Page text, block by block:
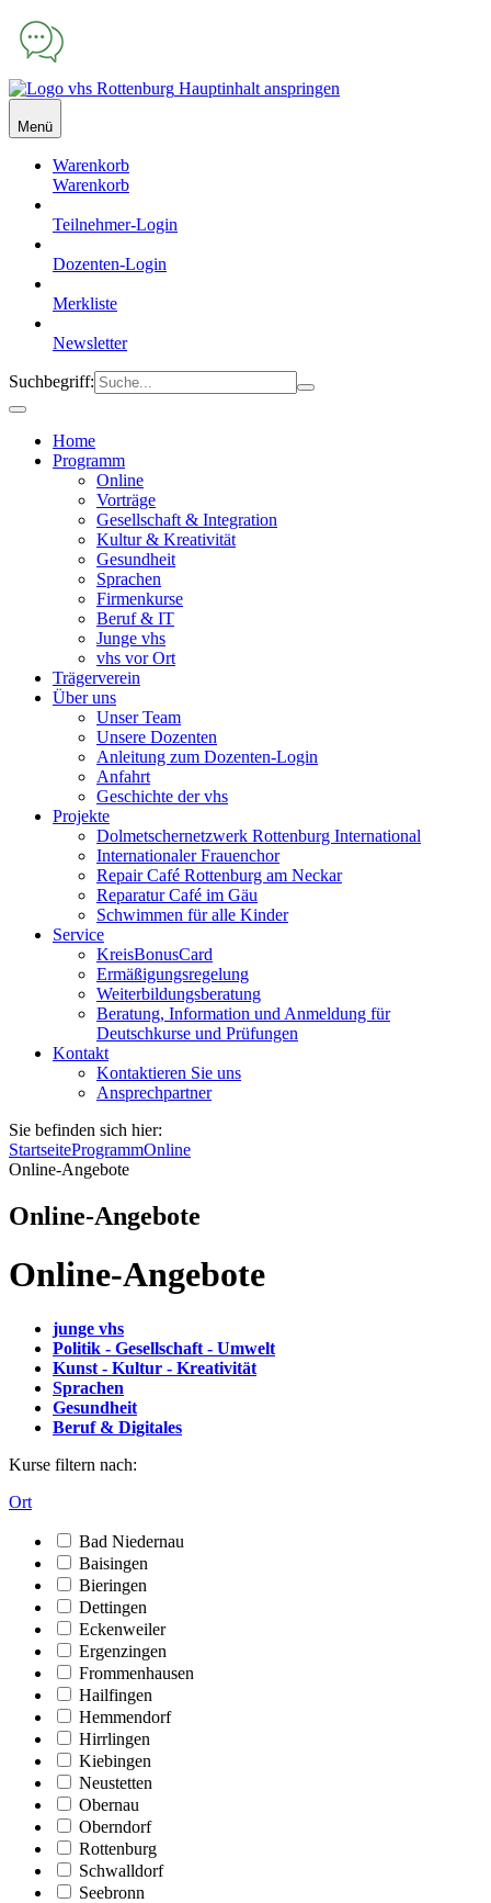
Hauptinhalt anspringen
Menü
Warenkorb
Warenkorb
Teilnehmer-Login
Dozenten-Login
Merkliste
Newsletter
Suchbegriff:
Home
Programm
Online
Vorträge
Gesellschaft & Integration
Kultur & Kreativität
Gesundheit
Sprachen
Firmenkurse
Beruf & IT
Junge vhs
vhs vor Ort
Trägerverein
Über uns
Unser Team
Unsere Dozenten
Anleitung zum Dozenten-Login
Anfahrt
Geschichte der vhs
Projekte
Dolmetschernetzwerk Rottenburg International
Internationaler Frauenchor
Repair Café Rottenburg am Neckar
Reparatur Café im Gäu
Schwimmen für alle Kinder
Service
KreisBonusCard
Ermäßigungsregelung
Weiterbildungsberatung
Beratung, Information und Anmeldung für
Deutschkurse und Prüfungen
Kontakt
Kontaktieren Sie uns
Ansprechpartner
Sie befinden sich hier:
StartseiteProgrammOnline
Online-Angebote
Online-Angebote
Online-Angebote
junge vhs
Politik - Gesellschaft - Umwelt
Kunst - Kultur - Kreativität
Sprachen
Gesundheit
Beruf & Digitales
Kurse filtern nach:
Ort
Bad Niedernau
Baisingen
Bieringen
Dettingen
Eckenweiler
Ergenzingen
Frommenhausen
Hailfingen
Hemmendorf
Hirrlingen
Kiebingen
Neustetten
Obernau
Oberndorf
Rottenburg
Schwalldorf
Seebronn